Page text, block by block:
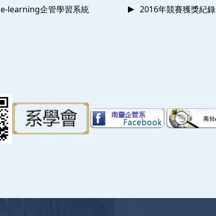
e-learning企管學習系統 2016年競賽獲獎紀錄